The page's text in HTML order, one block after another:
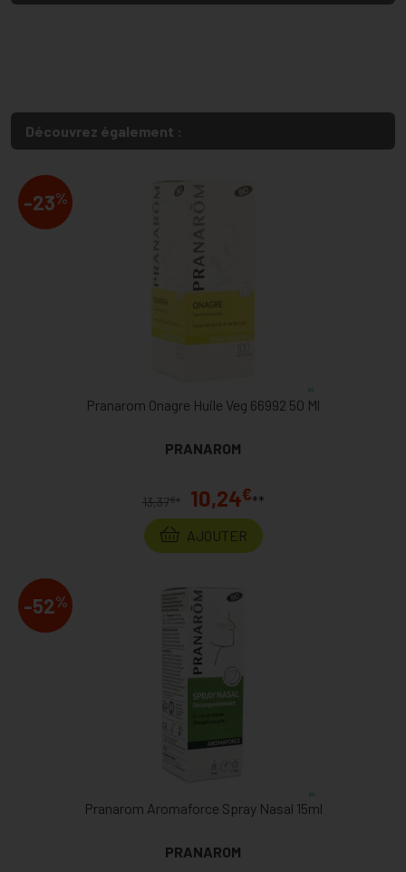
Découvrez également :
-23%
Pranarom Onagre Huile Veg 66992 50 Ml
PRANAROM
13,37€ * 10,24€**
AJOUTER
-52%
Pranarom Aromaforce Spray Nasal 15ml
PRANAROM